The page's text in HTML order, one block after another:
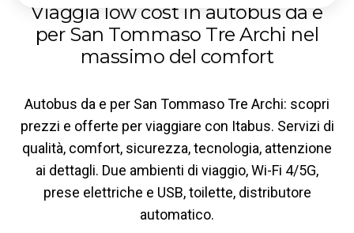
Viaggia low cost in autobus da e
per San Tommaso Tre Archi nel
massimo del comfort
Autobus da e per San Tommaso Tre Archi: scopri
prezzi e offerte per viaggiare con Itabus. Servizi di
qualità, comfort, sicurezza, tecnologia, attenzione
ai dettagli. Due ambienti di viaggio, Wi-Fi 4/5G,
prese elettriche e USB, toilette, distributore
automatico.